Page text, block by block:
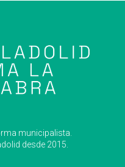
municipalista.
desde 2015.